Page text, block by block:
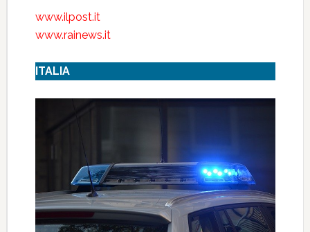
www.ilpost.it
www.rainews.it
ITALIA